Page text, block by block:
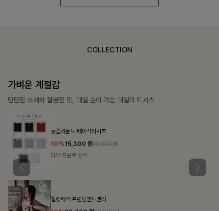
COLLECTION
가장 쉬운 코디
특별한 날부터 일상까지 함께하는 룩